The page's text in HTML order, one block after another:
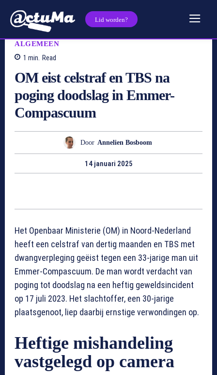
Lid worden?
ALGEMEEN
1 min. Read
OM eist celstraf en TBS na
poging doodslag in Emmer-
Compascuum
Door Annelien Bosboom
14 januari 2025
Het Openbaar Ministerie (OM) in Noord-Nederland
heeft een celstraf van dertig maanden en TBS met
dwangverpleging geëist tegen een 33-jarige man uit
Emmer-Compascuum. De man wordt verdacht van
poging tot doodslag na een heftig geweldsincident
op 17 juli 2023. Het slachtoffer, een 30-jarige
plaatsgenoot, liep daarbij ernstige verwondingen op.
Heftige mishandeling
vastgelegd op camera